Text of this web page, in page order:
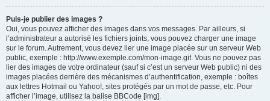
Puis-je publier des images ?
Oui, vous pouvez afficher des images dans vos messages. Par ailleurs, si
l’administrateur a autorisé les fichiers joints, vous pouvez charger une image
sur le forum. Autrement, vous devez lier une image placée sur un serveur Web
public, exemple : http://www.exemple.com/mon-image.gif. Vous ne pouvez pas
lier des images de votre ordinateur (sauf si c’est un serveur Web public) ni des
images placées derrière des mécanismes d’authentification, exemple : boîtes
aux lettres Hotmail ou Yahoo!, sites protégés par un mot de passe, etc. Pour
afficher l’image, utilisez la balise BBCode [img].